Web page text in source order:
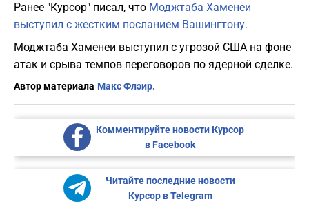
Ранее "Курсор" писал, что Моджтаба Хаменеи
выступил с жестким посланием Вашингтону.
Моджтаба Хаменеи выступил с угрозой США на фоне
атак и срыва темпов переговоров по ядерной сделке.
Автор материала Макс Флэир.
Комментируйте новости Курсор
в Facebook
Читайте последние новости
Курсор в Telegram